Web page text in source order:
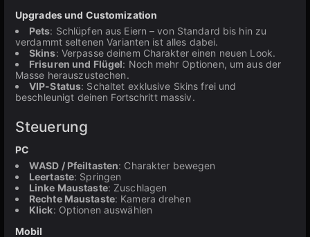
Upgrades und Customization
Pets: Schlüpfen aus Eiern – von Standard bis hin zu
verdammt seltenen Varianten ist alles dabei.
Skins: Verpasse deinem Charakter einen neuen Look.
Frisuren und Flügel: Noch mehr Optionen, um aus der
Masse herauszustechen.
VIP-Status: Schaltet exklusive Skins frei und
beschleunigt deinen Fortschritt massiv.
Steuerung
PC
WASD / Pfeiltasten: Charakter bewegen
Leertaste: Springen
Linke Maustaste: Zuschlagen
Rechte Maustaste: Kamera drehen
Klick: Optionen auswählen
Mobil